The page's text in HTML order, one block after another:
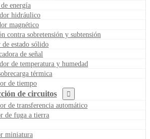
energía
hidráulico
magnético
contra sobretensión y subtensión
de estado sólido
de señal
de temperatura y humedad
térmica
de tiempo
de circuitos
de transferencia automático
de fuga a tierra
miniatura